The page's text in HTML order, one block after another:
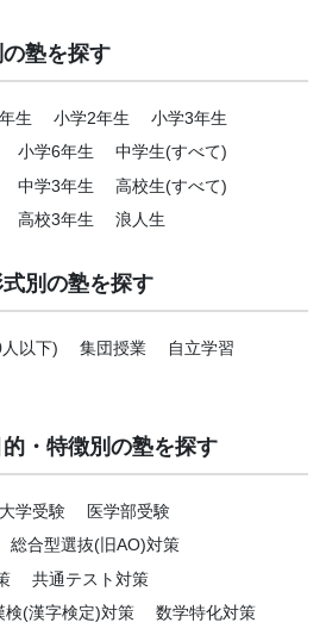
塾を探す
生 小学2年生
小学3年生
小学6年生
中学生(すべて)
中学3年生
高校生(すべて)
高校3年生 浪人生
別の塾を探す
以下) 集団授業
自立学習
・特徴別の塾を探す
大学受験
医学部受験
総合型選抜(旧AO)対策
共通テスト対策
検(漢字検定)対策
数学特化対策